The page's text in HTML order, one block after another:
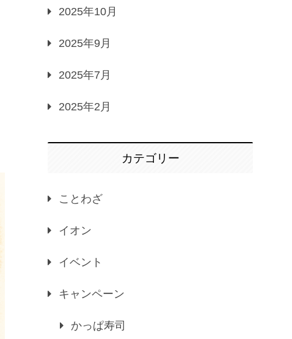
2025年10月
2025年9月
2025年7月
2025年2月
カテゴリー
ことわざ
イオン
イベント
キャンペーン
かっぱ寿司